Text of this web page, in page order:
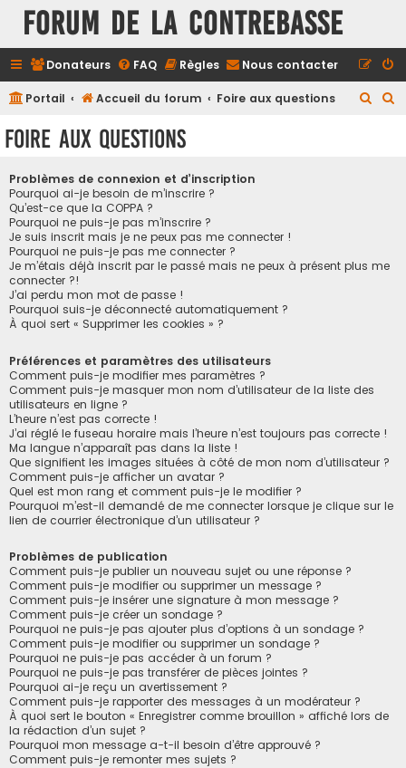
FORUM DE LA CONTREBASSE
Donateurs FAQ Règles Nous contacter
Portail Accueil du forum Foire aux questions
h
Foire aux questions
Problèmes de connexion et d’inscription
Pourquoi ai-je besoin de m’inscrire ?
Qu’est-ce que la COPPA ?
Pourquoi ne puis-je pas m’inscrire ?
Je suis inscrit mais je ne peux pas me connecter !
Pourquoi ne puis-je pas me connecter ?
Je m’étais déjà inscrit par le passé mais ne peux à présent plus me
connecter ?!
J’ai perdu mon mot de passe !
Pourquoi suis-je déconnecté automatiquement ?
À quoi sert « Supprimer les cookies » ?
Préférences et paramètres des utilisateurs
Comment puis-je modifier mes paramètres ?
Comment puis-je masquer mon nom d’utilisateur de la liste des
utilisateurs en ligne ?
L’heure n’est pas correcte !
J’ai réglé le fuseau horaire mais l’heure n’est toujours pas correcte !
Ma langue n’apparaît pas dans la liste !
Que signifient les images situées à côté de mon nom d’utilisateur ?
Comment puis-je afficher un avatar ?
Quel est mon rang et comment puis-je le modifier ?
Pourquoi m’est-il demandé de me connecter lorsque je clique sur le
lien de courrier électronique d’un utilisateur ?
Problèmes de publication
Comment puis-je publier un nouveau sujet ou une réponse ?
Comment puis-je modifier ou supprimer un message ?
Comment puis-je insérer une signature à mon message ?
Comment puis-je créer un sondage ?
Pourquoi ne puis-je pas ajouter plus d’options à un sondage ?
Comment puis-je modifier ou supprimer un sondage ?
Pourquoi ne puis-je pas accéder à un forum ?
Pourquoi ne puis-je pas transférer de pièces jointes ?
Pourquoi ai-je reçu un avertissement ?
Comment puis-je rapporter des messages à un modérateur ?
À quoi sert le bouton « Enregistrer comme brouillon » affiché lors de
la rédaction d’un sujet ?
Pourquoi mon message a-t-il besoin d’être approuvé ?
Comment puis-je remonter mes sujets ?